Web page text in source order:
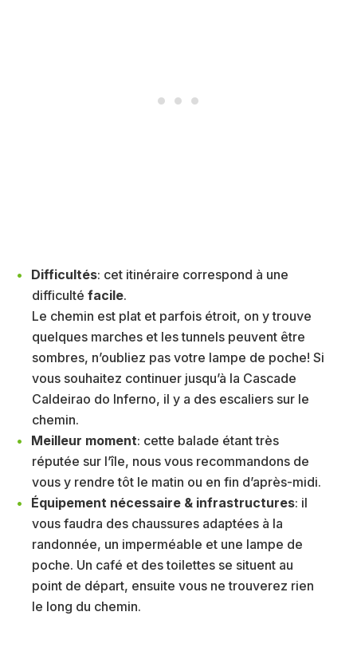
Difficultés: cet itinéraire correspond à une
difficulté facile.
Le chemin est plat et parfois étroit, on y trouve
quelques marches et les tunnels peuvent être
sombres, n’oubliez pas votre lampe de poche! Si
vous souhaitez continuer jusqu’à la Cascade
Caldeirao do Inferno, il y a des escaliers sur le
chemin.
Meilleur moment: cette balade étant très
réputée sur l’île, nous vous recommandons de
vous y rendre tôt le matin ou en fin d’après-midi.
Équipement nécessaire & infrastructures: il
vous faudra des chaussures adaptées à la
randonnée, un imperméable et une lampe de
poche. Un café et des toilettes se situent au
point de départ, ensuite vous ne trouverez rien
le long du chemin.